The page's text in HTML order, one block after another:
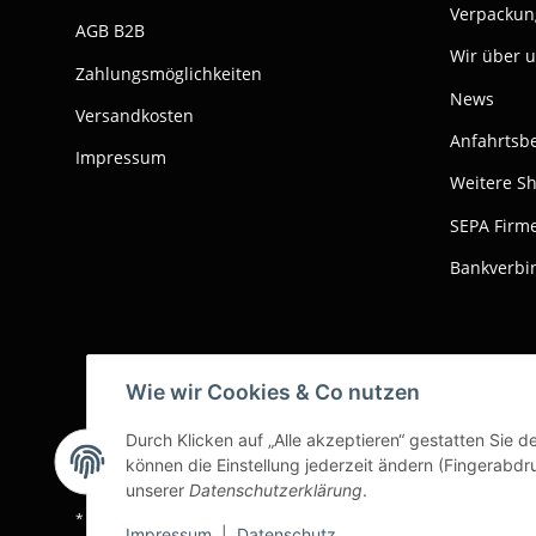
Wie wir Cookies & Co nutzen
Durch Klicken auf „Alle akzeptieren“ gestatten Sie
können die Einstellung jederzeit ändern
unserer Datenschutzerklärung.
AGB B2B
Zahlungsmöglichkeiten
Versandkosten
Impressum
Wir über
News
Weitere
SEPA
* Alle Preise zzgl. gesetzlicher USt., zzgl.